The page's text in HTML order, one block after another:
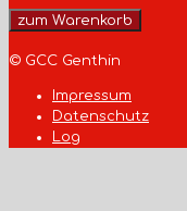
zum Warenkorb
© GCC Genthin
Impressum
Datenschutz
Log